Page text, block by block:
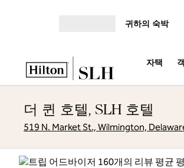
귀하의 숙박
자택
더 퀸 호텔, SLH 호텔
519 N. Market St., Wilmington,